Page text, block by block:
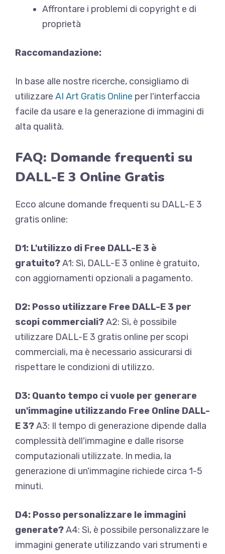
Affrontare i problemi di copyright e di
proprietà
Raccomandazione:
In base alle nostre ricerche, consigliamo di
utilizzare AI Art Gratis Online per l'interfaccia
facile da usare e la generazione di immagini di
alta qualità.
FAQ: Domande frequenti su
DALL-E 3 Online Gratis
Ecco alcune domande frequenti su DALL-E 3
gratis online:
D1: L'utilizzo di Free DALL-E 3 è
gratuito?A1: Sì, DALL-E 3 online è gratuito,
con aggiornamenti opzionali a pagamento.
D2: Posso utilizzare Free DALL-E 3 per
scopi commerciali?A2: Sì, è possibile
utilizzare DALL-E 3 gratis online per scopi
commerciali, ma è necessario assicurarsi di
rispettare le condizioni di utilizzo.
D3: Quanto tempo ci vuole per generare
un'immagine utilizzando Free Online DALL-
E 3?A3: Il tempo di generazione dipende dalla
complessità dell'immagine e dalle risorse
computazionali utilizzate. In media, la
generazione di un'immagine richiede circa 1-5
minuti.
D4: Posso personalizzare le immagini
generate?A4: Sì, è possibile personalizzare le
immagini generate utilizzando vari strumenti e